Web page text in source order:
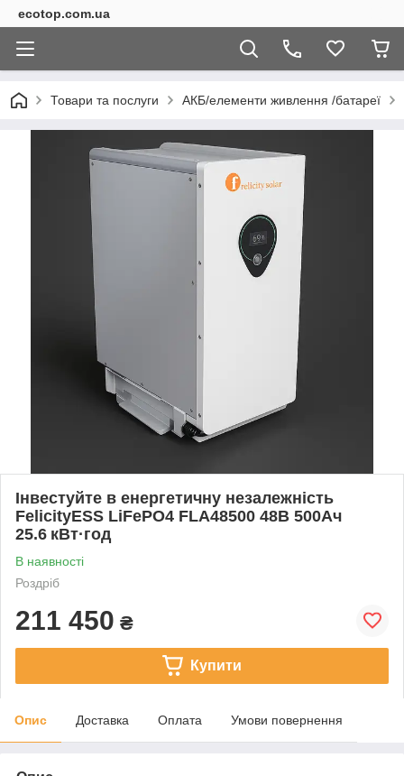
ecotop.com.ua
Товари та послуги АКБ/елементи живлення /батареї
Інвестуйте в енергетичну незалежність
FelicityESS LiFePO4 FLA48500 48В 500Ач
25.6 кВт·год
В наявності
Роздріб
211 450 ₴
Купити
Опис Доставка Оплата Умови повернення